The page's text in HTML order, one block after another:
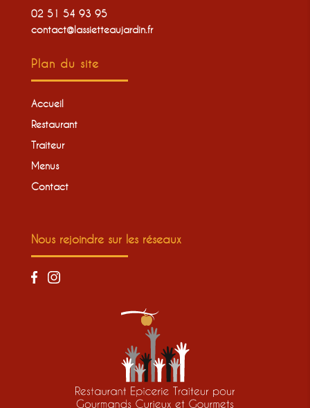
02 51 54 93 95
contact@lassietteaujardin.fr
Plan du site
Accueil
Restaurant
Traiteur
Menus
Contact
Nous rejoindre sur les réseaux